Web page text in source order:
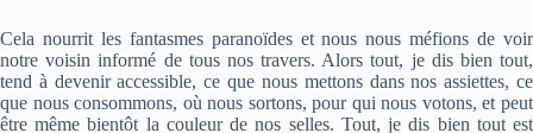
Cela nourrit les fantasmes paranoïdes et nous nous méfions de voir
notre voisin informé de tous nos travers. Alors tout, je dis bien tout,
tend à devenir accessible, ce que nous mettons dans nos assiettes, ce
que nous consommons, où nous sortons, pour qui nous votons, et peut
être même bientôt la couleur de nos selles. Tout, je dis bien tout est